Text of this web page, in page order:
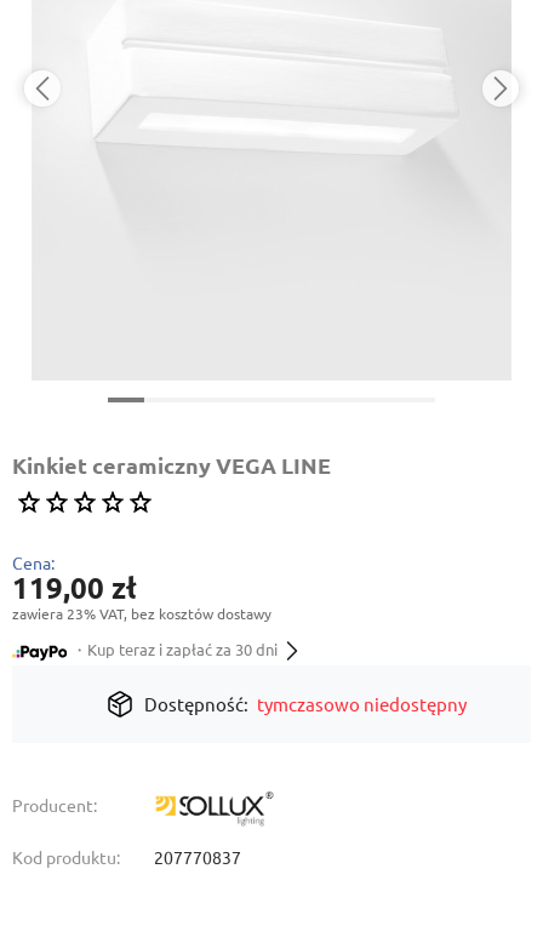
Kinkiet ceramiczny VEGA LINE
Cena:
119,00 zł
zawiera 23% VAT, bez kosztów dostawy
・Kup teraz i zapłać za 30 dni
Dostępność: tymczasowo niedostępny
Producent:
Kod produktu: 207770837